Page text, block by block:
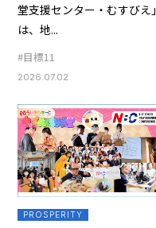
堂支援センター・むすびえ」
は、地...
#目標11
2026.07.02
PROSPERITY